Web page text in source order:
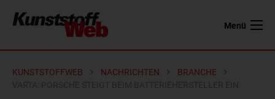
Menü
KUNSTSTOFFWEB NACHRICHTEN
BRANCHE